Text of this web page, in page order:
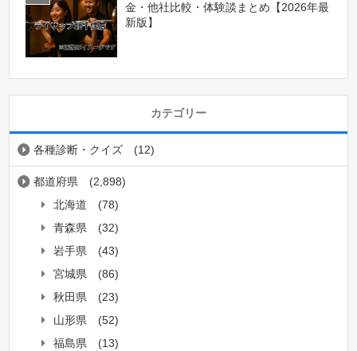
金・他社比較・体験談まとめ【2026年最
新版】
カテゴリー
各種診断・クイズ (12)
都道府県
(2,898)
北海道
(78)
青森県
(32)
岩手県
(43)
宮城県
(86)
秋田県
(23)
山形県
(52)
福島県
(13)